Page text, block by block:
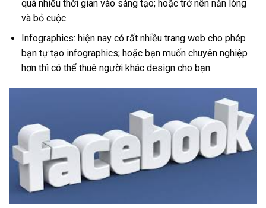
quá nhiều thời gian vào sáng tạo; hoặc trở nên nản lòng
và bỏ cuộc.
Infographics: hiện nay có rất nhiều trang web cho phép
bạn tự tạo infographics; hoặc bạn muốn chuyên nghiệp
hơn thì có thể thuê người khác design cho bạn.